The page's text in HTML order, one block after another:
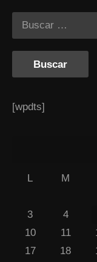
[wpdts]
L M
3
4
10
11
17
18